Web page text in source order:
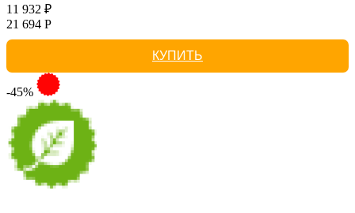
11 932 ₽
21 694 Р
КУПИТЬ
-45%